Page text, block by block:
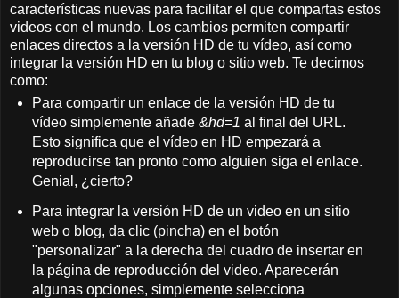
características nuevas para facilitar el que compartas estos
videos con el mundo. Los cambios permiten compartir
enlaces directos a la versión HD de tu vídeo, así como
integrar la versión HD en tu blog o sitio web. Te decimos
como:
Para compartir un enlace de la versión HD de tu
vídeo simplemente añade &hd=1 al final del URL.
Esto significa que el vídeo en HD empezará a
reproducirse tan pronto como alguien siga el enlace.
Genial, ¿cierto?
Para integrar la versión HD de un video en un sitio
web o blog, da clic (pincha) en el botón
"personalizar" a la derecha del cuadro de insertar en
la página de reproducción del video. Aparecerán
algunas opciones, simplemente selecciona